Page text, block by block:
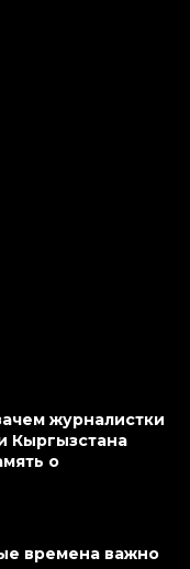
журналистки
Кыргызстана
о
времена важно